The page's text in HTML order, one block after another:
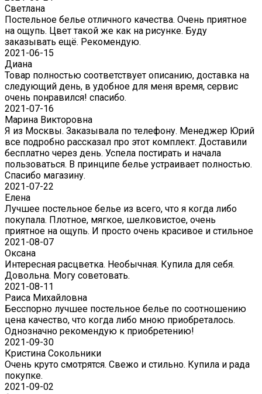
Светлана
Постельное белье отличного качества. Очень приятное
на ощупь. Цвет такой же как на рисунке. Буду
заказывать ещё. Рекомендую.
2021-06-15
Диана
Товар полностью соответствует описанию, доставка на
следующий день, в удобное для меня время, сервис
очень понравился! спасибо.
2021-07-16
Марина Викторовна
Я из Москвы. Заказывала по телефону. Менеджер Юрий
все подробно рассказал про этот комплект. Доставили
бесплатно через день. Успела постирать и начала
пользоваться. В принципе белье устраивает полностью.
Спасибо магазину.
2021-07-22
Eлена
Лучшее постельное белье из всего, что я когда либо
покупала. Плотное, мягкое, шелковистое, очень
приятное на ощупь. И просто очень красивое и стильное
2021-08-07
Оксана
Интересная расцветка. Необычная. Купила для себя.
Довольна. Могу советовать.
2021-08-11
Раиса Михайловна
Бесспорно лучшее постельное белье по соотношению
цена качество, что когда либо мною приобреталось.
Однозначно рекомендую к приобретению!
2021-09-30
Кристина Сокольники
Очень круто смотрятся. Свежо и стильно. Купила и рада
покупке.
2021-09-02